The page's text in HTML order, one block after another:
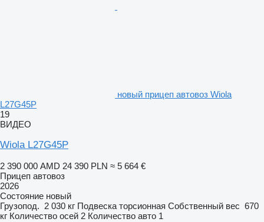
новый прицеп автовоз Wiola
L27G45P
19
ВИДЕО
Wiola L27G45P
2 390 000 AMD 24 390 PLN ≈ 5 664 €
Прицеп автовоз
2026
Состояние новый
Грузопод. 2 030 кг Подвеска торсионная Собственный вес 670
кг Количество осей 2 Количество авто 1